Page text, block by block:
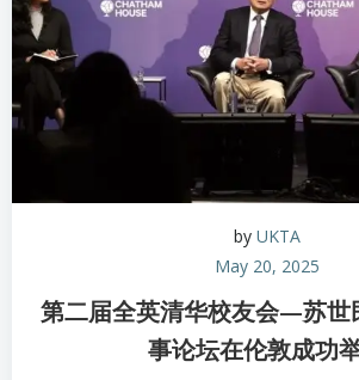
by UKTA
May 20, 2025
第二届全英清华校友会—苏世
事论坛在伦敦成功